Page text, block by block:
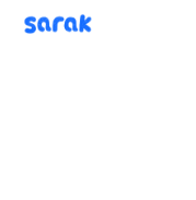
sarak